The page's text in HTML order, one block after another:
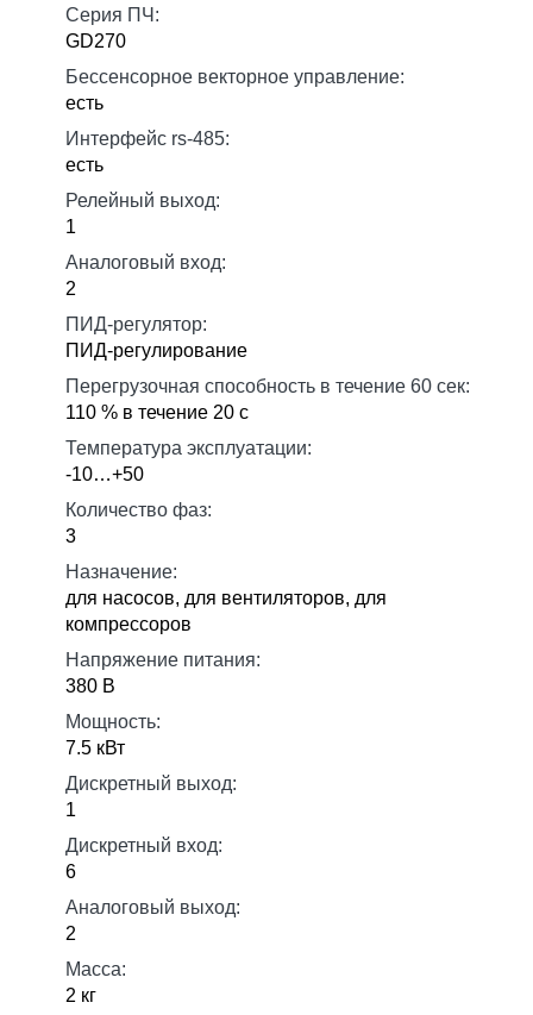
Серия ПЧ:
GD270
Бессенсорное векторное управление:
есть
Интерфейс rs-485:
есть
Релейный выход:
1
Аналоговый вход:
2
ПИД-регулятор:
ПИД-регулирование
Перегрузочная способность в течение 60 сек:
110 % в течение 20 с
Температура эксплуатации:
-10…+50
Количество фаз:
3
Назначение:
для насосов, для вентиляторов, для
компрессоров
Напряжение питания:
380 В
Мощность:
7.5 кВт
Дискретный выход:
1
Дискретный вход:
6
Аналоговый выход:
2
Масса:
2 кг